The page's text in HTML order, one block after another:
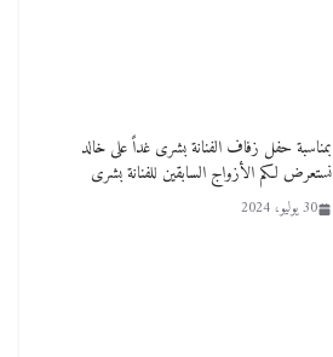
بمناسبة حفل زفاف الفنانة بشرى غداً على خالد
نستعرض لكم الأزواج السابقين للفنانة بشرى
30 يوليو، 2024